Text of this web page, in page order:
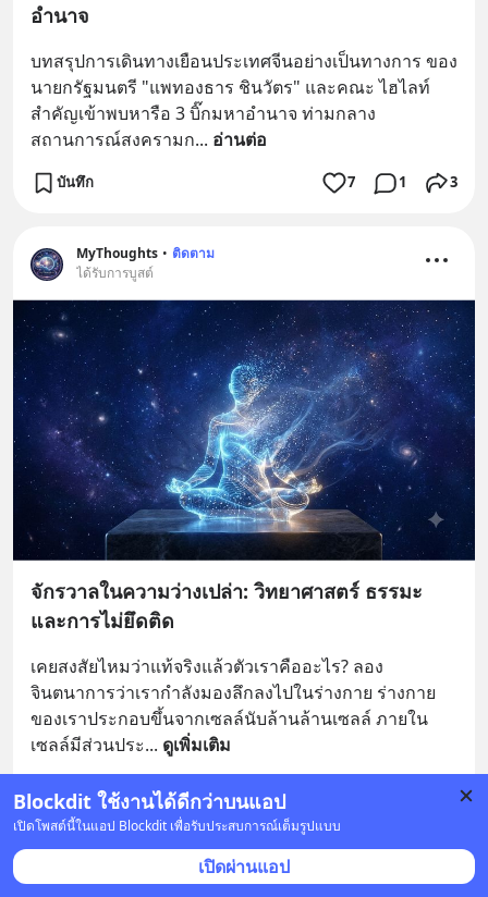
Blockdit ใช้งานได้ดีกว่าบนแอป
เปิดโพสต์นี้ในแอป Blockdit เพื่อรับประสบการณ์เต็มรูปแบบ
เปิดผ่านแอป
อำนาจ
บทสรุปการเดินทางเยือนประเทศจีนอย่างเป็นทางการ ของ
นายกรัฐมนตรี "แพทองธาร ชินวัตร" และคณะ ไฮไลท์
สำคัญเข้าพบหารือ 3 บิ๊กมหาอำนาจ ท่ามกลาง
สถานการณ์สงครามก... อ่านต่อ
บันทึก 7 1 3
MyThoughts • ติดตาม
ได้รับการบูสต์
จักรวาลในความว่างเปล่า: วิทยาศาสตร์ ธรรมะ
และการไม่ยึดติด
เคยสงสัยไหมว่าแท้จริงแล้วตัวเราคืออะไร? ลอง
จินตนาการว่าเรากำลังมองลึกลงไปในร่างกาย ร่างกาย
ของเราประกอบขึ้นจากเซลล์นับล้านล้านเซลล์ ภายใน
เซลล์มีส่วนประ... ดูเพิ่มเติม
19 บันทึก
ติดตาม
12 เม.ย. 2024 เวลา 15:54 • ข่าวรอบโลก